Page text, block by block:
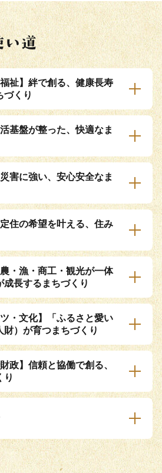
祉】絆で創る、健康長寿
づくり
基盤が整った、快適なま
害に強い、安心安全なま
住の希望を叶える、住み
・漁・商工・観光が一体
成長するまちづくり
・文化】「ふるさと愛い
財）が育つまちづくり
】信頼と協働で創る、
り